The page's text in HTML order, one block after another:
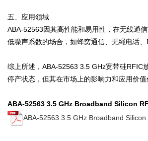
五、应用领域
ABA-52563因其高性能和易用性，在无线通
低噪声系数的场合，如蜂窝通信、无绳电话
综上所述，ABA-52563 3.5 GHz宽带硅RFIC
停产状态，但其在市场上的影响力和应用价值
ABA-52563 3.5 GHz Broadband Silicon
ABA-52563 3.5 GHz Broadband